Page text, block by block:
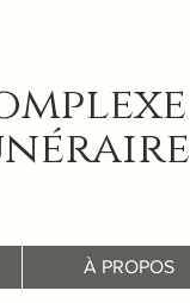
À PROPOS